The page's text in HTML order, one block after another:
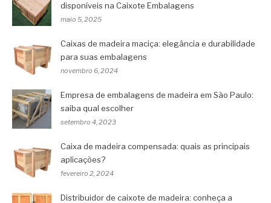
disponíveis na Caixote Embalagens
maio 5, 2025
Caixas de madeira maciça: elegância e durabilidade
para suas embalagens
novembro 6, 2024
Empresa de embalagens de madeira em São Paulo:
saiba qual escolher
setembro 4, 2023
Caixa de madeira compensada: quais as principais
aplicações?
fevereiro 2, 2024
Distribuidor de caixote de madeira: conheça a